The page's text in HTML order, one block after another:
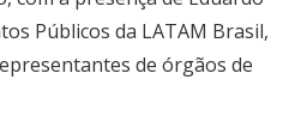
Públicos da LATAM Brasil,
de órgãos de